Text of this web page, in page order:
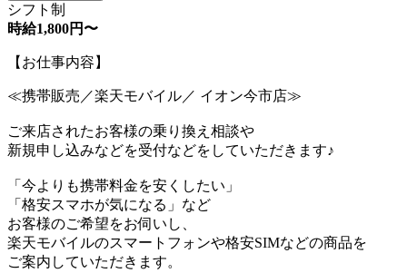
シフト制
時給1,800円〜
【お仕事内容】
≪携帯販売／楽天モバイル／ イオン今市店≫
ご来店されたお客様の乗り換え相談や
新規申し込みなどを受付などをしていただきます♪
「今よりも携帯料金を安くしたい」
「格安スマホが気になる」など
お客様のご希望をお伺いし、
楽天モバイルのスマートフォンや格安SIMなどの商品を
ご案内していただきます。